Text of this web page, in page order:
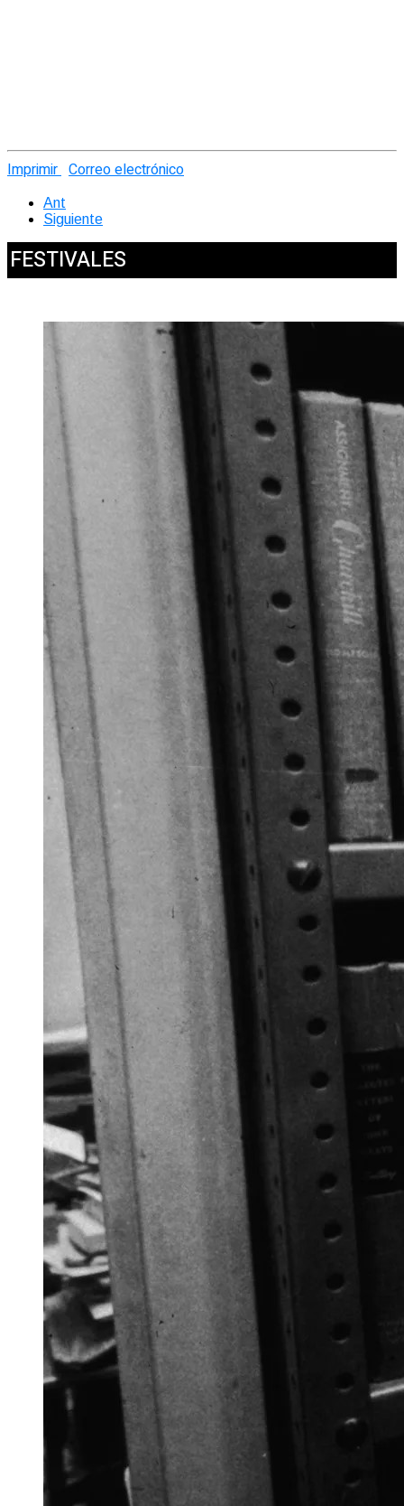
Imprimir Correo electrónico
Ant
Siguiente
FESTIVALES